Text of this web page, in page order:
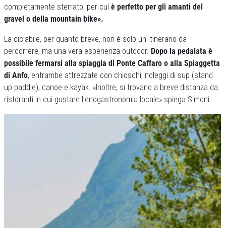
completamente sterrato, per cui è perfetto per gli amanti del
gravel o della mountain bike».
La ciclabile, per quanto breve, non è solo un itinerario da
percorrere, ma una vera esperienza outdoor. Dopo la pedalata è
possibile fermarsi alla spiaggia di Ponte Caffaro o alla Spiaggetta
di Anfo, entrambe attrezzate con chioschi, noleggi di sup (stand
up paddle), canoe e kayak. «Inoltre, si trovano a breve distanza da
ristoranti in cui gustare l’enogastronomia locale» spiega Simoni.